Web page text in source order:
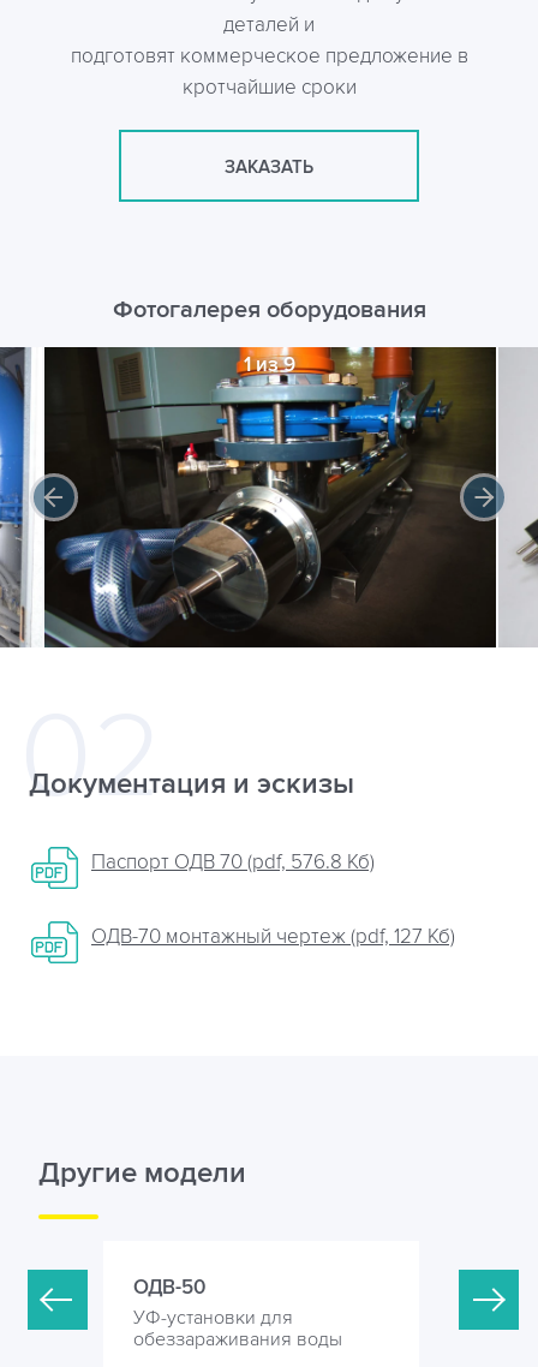
деталей и
подготовят коммерческое предложение в
кротчайшие сроки
ЗАКАЗАТЬ
Фотогалерея оборудования
1 из 9
Документация и эскизы
Паспорт ОДВ 70 (pdf, 576.8 Кб)
ОДВ-70 монтажный чертеж (pdf, 127 Кб)
Другие модели
ОДВ-50
УФ-установки для
обеззараживания воды
ОДВ-100
УФ-